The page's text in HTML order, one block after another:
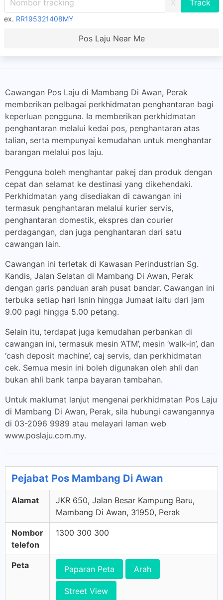
X
ex. RR195321408MY
Pos Laju Near Me
Cawangan Pos Laju di Mambang Di Awan, Perak
memberikan pelbagai perkhidmatan penghantaran bagi
keperluan pengguna. Ia memberikan perkhidmatan
penghantaran melalui kedai pos, penghantaran atas
talian, serta mempunyai kemudahan untuk menghantar
barangan melalui pos laju.
Pengguna boleh menghantar pakej dan produk dengan
cepat dan selamat ke destinasi yang dikehendaki.
Perkhidmatan yang disediakan di cawangan ini
termasuk penghantaran melalui kurier servis,
penghantaran domestik, ekspres dan courier
perdagangan, dan juga penghantaran dari satu
cawangan lain.
Cawangan ini terletak di Kawasan Perindustrian Sg.
Kandis, Jalan Selatan di Mambang Di Awan, Perak
dengan garis panduan arah pusat bandar. Cawangan ini
terbuka setiap hari Isnin hingga Jumaat iaitu dari jam
9.00 pagi hingga 5.00 petang.
Selain itu, terdapat juga kemudahan perbankan di
cawangan ini, termasuk mesin ‘ATM’, mesin ‘walk-in’, dan
‘cash deposit machine’, caj servis, dan perkhidmatan
cek. Semua mesin ini boleh digunakan oleh ahli dan
bukan ahli bank tanpa bayaran tambahan.
Untuk maklumat lanjut mengenai perkhidmatan Pos Laju
di Mambang Di Awan, Perak, sila hubungi cawangannya
di 03-2096 9989 atau melayari laman web
www.poslaju.com.my.
Pejabat Pos Mambang Di Awan
Alamat
JKR 650, Jalan Besar Kampung Baru,
Mambang Di Awan, 31950, Perak
Nombor
telefon
1300 300 300
Peta Paparan Peta Arah
Street View